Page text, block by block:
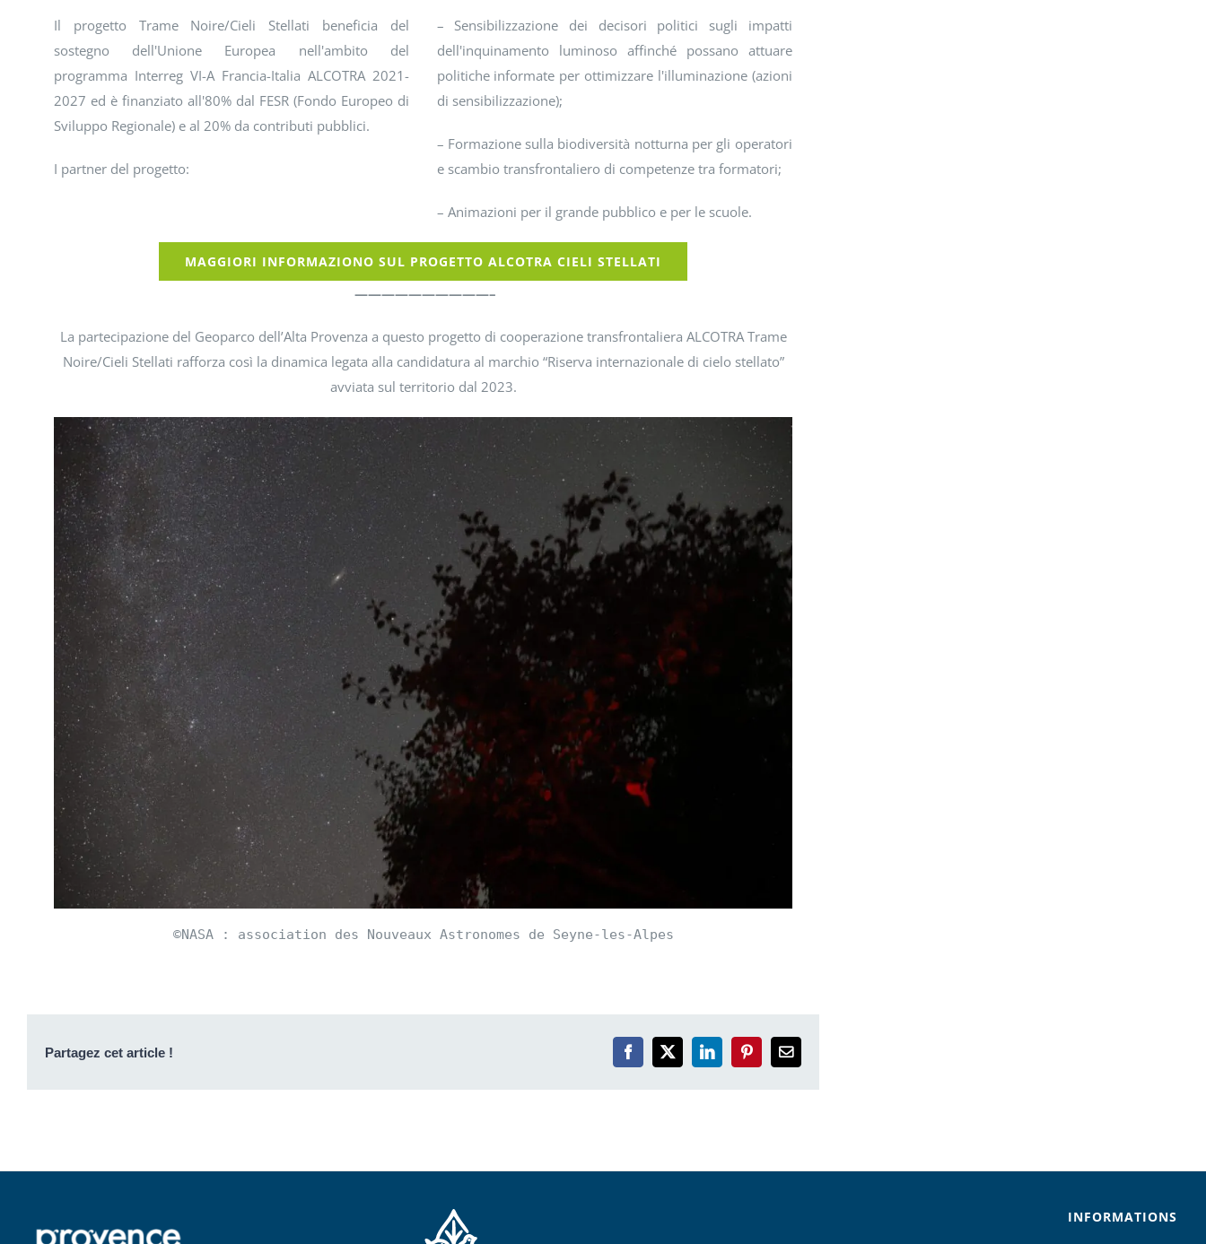
Il progetto Trame Noire/Cieli Stellati beneficia del
sostegno dell'Unione Europea nell'ambito del
programma Interreg VI-A Francia-Italia ALCOTRA 2021-
2027 ed è finanziato all'80% dal FESR (Fondo Europeo di
Sviluppo Regionale) e al 20% da contributi pubblici.
I partner del progetto:
– Sensibilizzazione dei decisori politici sugli impatti
dell'inquinamento luminoso affinché possano attuare
politiche informate per ottimizzare l'illuminazione (azioni
di sensibilizzazione);
– Formazione sulla biodiversità notturna per gli operatori
e scambio transfrontaliero di competenze tra formatori;
– Animazioni per il grande pubblico e per le scuole.
MAGGIORI INFORMAZIONO SUL PROGETTO ALCOTRA CIELI STELLATI
——————————–
La partecipazione del Geoparco dell’Alta Provenza a questo progetto di cooperazione transfrontaliera ALCOTRA Trame
Noire/Cieli Stellati rafforza così la dinamica legata alla candidatura al marchio “Riserva internazionale di cielo stellato”
avviata sul territorio dal 2023.
©NASA : association des Nouveaux Astronomes de Seyne-les-Alpes
Partagez cet article ! Facebook
X LinkedInPinterestEmail
INFORMATIONS